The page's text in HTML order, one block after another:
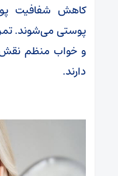
کاهش شفافیت
پوستی می‌شوند.
و خواب منظم
دارند.